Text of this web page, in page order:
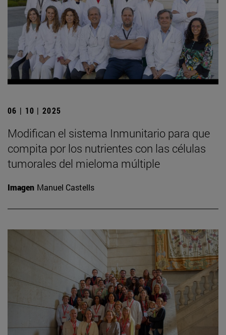
06 | 10 | 2025
Modifican el sistema Inmunitario para que
compita por los nutrientes con las células
tumorales del mieloma múltiple
Imagen Manuel Castells